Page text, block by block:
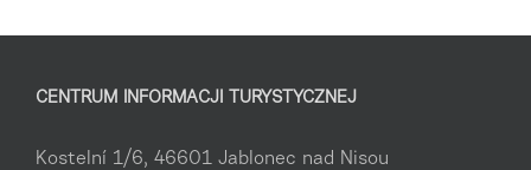
CENTRUM INFORMACJI TURYSTYCZNEJ
Kostelní 1/6, 46601 Jablonec nad Nisou